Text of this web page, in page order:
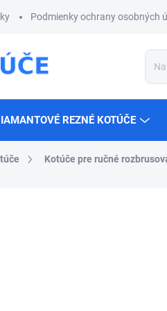
Podmienky ochrany osobných
REZNÉ KOTÚČE
Kotúče pre ručné